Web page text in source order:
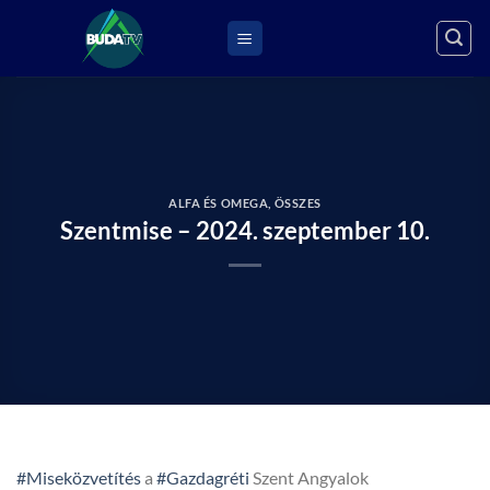
ALFA ÉS OMEGA ÖSSZES
Szentmise – 2024. szeptember 10.
#Miseközvetítésa #Gazdagréti Szent Angyalok